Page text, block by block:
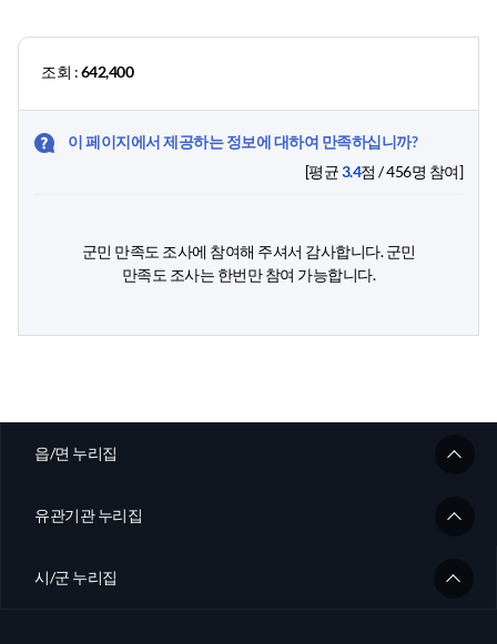
조회 :642,400
이 페이지에서 제공하는 정보에 대하여 만족하십니까?
[평균3.4점 /456명 참여]
군민 만족도 조사에 참여해 주셔서 감사합니다. 군민
만족도 조사는 한번만 참여 가능합니다.
읍/면 누리집
유관기관 누리집
시/군 누리집